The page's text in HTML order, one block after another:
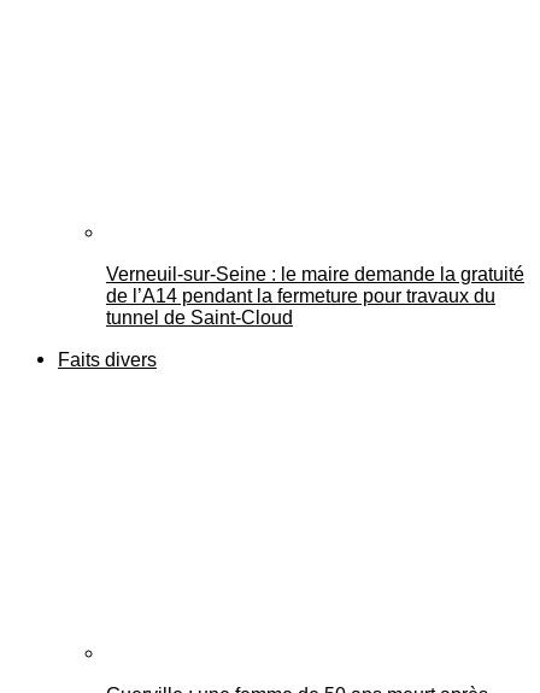
Verneuil-sur-Seine : le maire demande la gratuité
de l’A14 pendant la fermeture pour travaux du
tunnel de Saint-Cloud
Faits divers